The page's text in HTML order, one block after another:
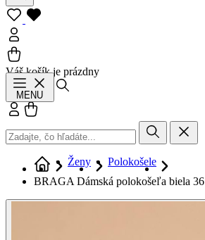
Váš košík je prázdny
MENU
Prihlásiť sa
Ženy
Polokošele
BRAGA Dámská polokošeľa biela 36